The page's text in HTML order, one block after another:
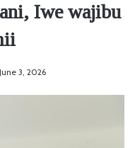
Iwe wajibu
June 3, 2026